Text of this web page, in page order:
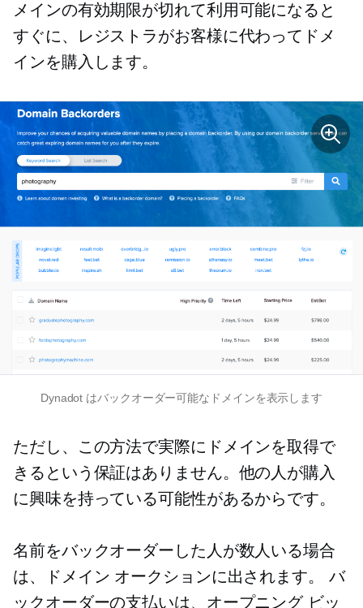
メインの有効期限が切れて利用可能になると
すぐに、レジストラがお客様に代わってドメ
インを購入します。
Dynadot はバックオーダー可能なドメインを表示します
ただし、この方法で実際にドメインを取得で
きるという保証はありません。他の人が購入
に興味を持っている可能性があるからです。
名前をバックオーダーした人が数人いる場合
は、ドメイン オークションに出されます。 バ
ックオーダーの支払いは、オープニング ビッ